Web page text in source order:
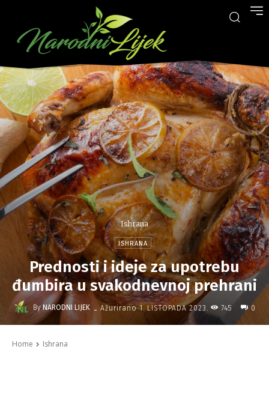
Ishrana
ISHRANA
Prednosti i ideje za upotrebu
đumbira u svakodnevnoj prehrani
By NARODNI LIJEK - Ažurirano 1. LISTOPADA 2023. 745 0
Home Ishrana